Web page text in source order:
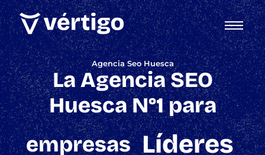
Agencia Seo Huesca
La Agencia SEO
Huesca N°1 para
empresas Líderes